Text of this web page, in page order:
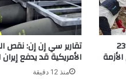
تقارير سي إن إن: نقص
الأمريكية قد يدفع
منذ 12 دقيقة
13 وفاة و239